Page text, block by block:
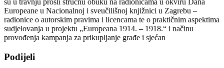
su u travnju prošli stručnu obuku na radionicama u okviru Dana
Europeane u Nacionalnoj i sveučilišnoj knjižnici u Zagrebu –
radionice o autorskim pravima i licencama te o praktičnim aspektima
sudjelovanja u projektu „Europeana 1914. – 1918.“ i načinu
provođenja kampanja za prikupljanje građe i sjećan
Podijeli